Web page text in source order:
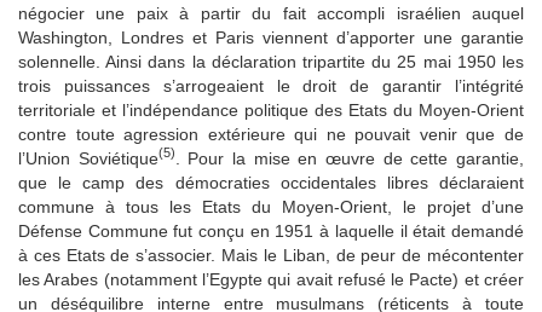
négocier une paix à partir du fait accompli israélien auquel
Washington, Londres et Paris viennent d’apporter une garantie
solennelle. Ainsi dans la déclaration tripartite du 25 mai 1950 les
trois puissances s’arrogeaient le droit de garantir l’intégrité
territoriale et l’indépendance politique des Etats du Moyen-Orient
contre toute agression extérieure qui ne pouvait venir que de
l’Union Soviétique(5)
. Pour la mise en œuvre de cette garantie,
que le camp des démocraties occidentales libres déclaraient
commune à tous les Etats du Moyen-Orient, le projet d’une
Défense Commune fut conçu en 1951 à laquelle il était demandé
à ces Etats de s’associer. Mais le Liban, de peur de mécontenter
les Arabes (notamment l’Egypte qui avait refusé le Pacte) et créer
un déséquilibre interne entre musulmans (réticents à toute